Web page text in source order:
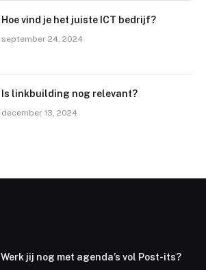
Hoe vind je het juiste ICT bedrijf?
september 24, 2024
Is linkbuilding nog relevant?
december 13, 2024
Werk jij nog met agenda’s vol Post-its?